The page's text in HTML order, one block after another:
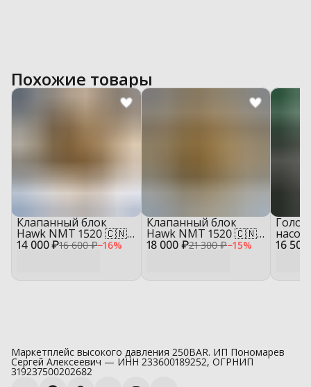
Похожие товары
14 000 ₽16 600 ₽−16%
Клапанный блок
Hawk NMT 1520 🇨🇳
— пустой корпус для 18 000 ₽21 300 ₽−15%
Клапанный блок
Hawk NMT 1520 🇨🇳
— в сборе для 16
Маркетплейс высокого давления 250BAR. ИП Пономарев
Сергей Алексеевич — ИНН 233600189252, ОГРНИП
319237500202682